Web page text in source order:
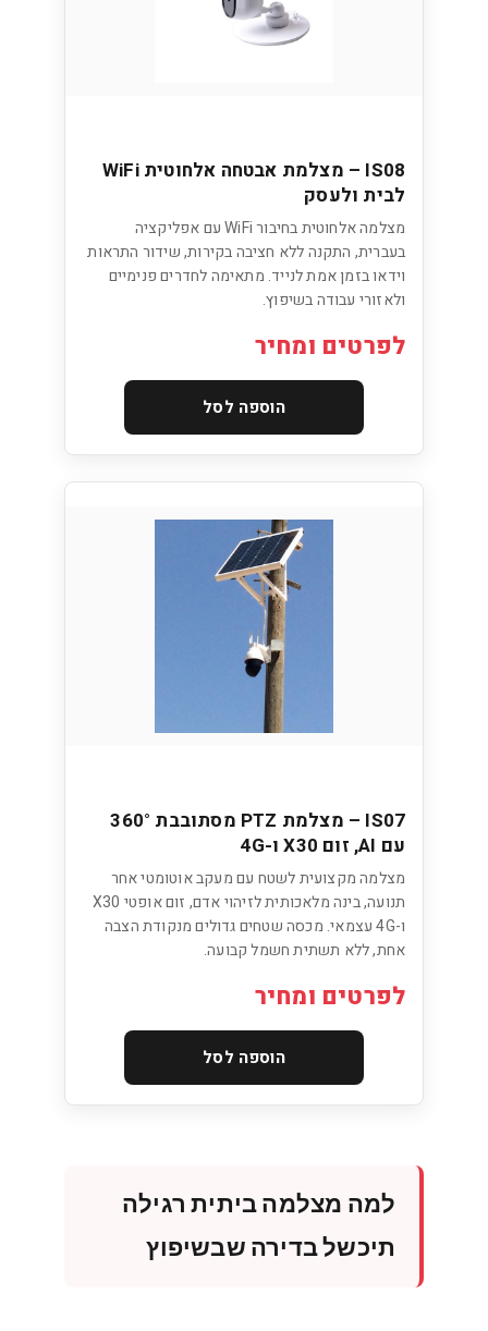
IS08 – מצלמת אבטחה אלחוטית WiFi
לבית ולעסק
מצלמה אלחוטית בחיבור WiFi עם אפליקציה
בעברית, התקנה ללא חציבה בקירות, שידור התראות
וידאו בזמן אמת לנייד. מתאימה לחדרים פנימיים
ולאזורי עבודה בשיפוץ.
לפרטים ומחיר
הוספה לסל
IS07 – מצלמת PTZ מסתובבת 360°
עם AI, זום X30 ו-4G
מצלמה מקצועית לשטח עם מעקב אוטומטי אחר
תנועה, בינה מלאכותית לזיהוי אדם, זום אופטי X30
ו-4G עצמאי. מכסה שטחים גדולים מנקודת הצבה
אחת, ללא תשתית חשמל קבועה.
לפרטים ומחיר
הוספה לסל
למה מצלמה ביתית רגילה
תיכשל בדירה שבשיפוץ